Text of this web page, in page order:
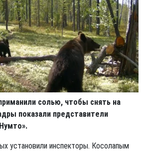
солью, чтобы снять на
показали представители
установили инспекторы. Косолапым